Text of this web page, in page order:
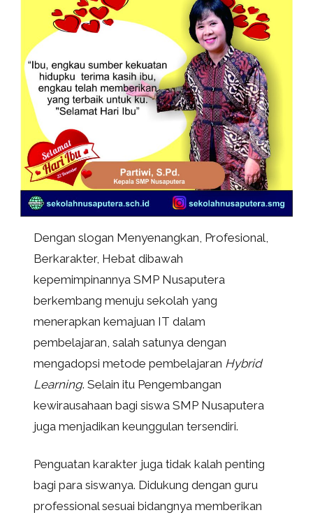
Dengan slogan Menyenangkan, Profesional,
Berkarakter, Hebat dibawah
kepemimpinannya SMP Nusaputera
berkembang menuju sekolah yang
menerapkan kemajuan IT dalam
pembelajaran, salah satunya dengan
mengadopsi metode pembelajaran Hybrid
Learning. Selain itu Pengembangan
kewirausahaan bagi siswa SMP Nusaputera
juga menjadikan keunggulan tersendiri.
Penguatan karakter juga tidak kalah penting
bagi para siswanya. Didukung dengan guru
professional sesuai bidangnya memberikan